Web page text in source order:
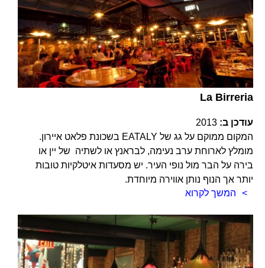
La Birreria
עודכן ב: 2013
המקום ממוקם על גג של EATALY בשכונת פלאט איירון.
מומלץ לארוחת ערב נעימה, לבראנץ או לשתיה של יין או
בירה על הבר מול נופי העיר. יש מסעדות איטלקיות טובות
יותר אך הנוף נותן אווירה מיוחדת.
המשך לקרוא